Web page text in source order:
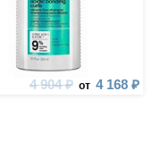
4 904 ₽ от 4 168 ₽